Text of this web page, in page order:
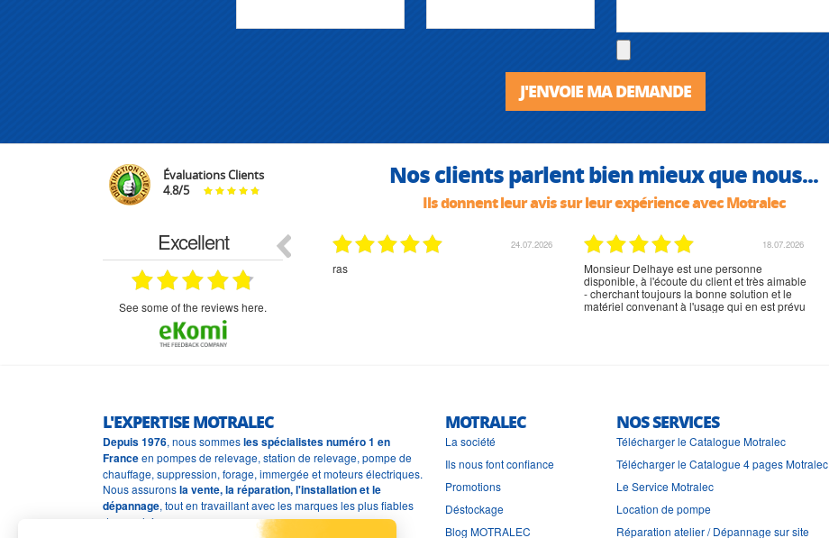
J'ENVOIE MA DEMANDE
Évaluations Clients
4.8/5 Nos clients parlent bien mieux que nous...
Ils donnent leur avis sur leur expérience avec Motralec
Excellent
see some of the reviews here.
07.07.2026
bien rien a dire .what else
02.07.2026
RAS
02.07.2026
rien à signaler, très content
L'EXPERTISE MOTRALEC
Depuis 1976, nous sommesles spécialistes numéro 1 en
Franceen pompes de relevage, station de relevage, pompe de
chauffage, suppression, forage, immergée et moteurs électriques.
Nous assuronsla vente, la réparation, l'installation et le
dépannage, tout en travaillant avec les marques les plus fiables
du marché.
MOTRALEC
La société
Ils nous font confiance
Promotions
Déstockage
Blog MOTRALEC
NOS SERVICES
Télécharger le Catalogue Motralec
Télécharger le Catalogue 4 pages Motralec
Le Service Motralec
Location de pompe
Réparation atelier / Dépannage sur site